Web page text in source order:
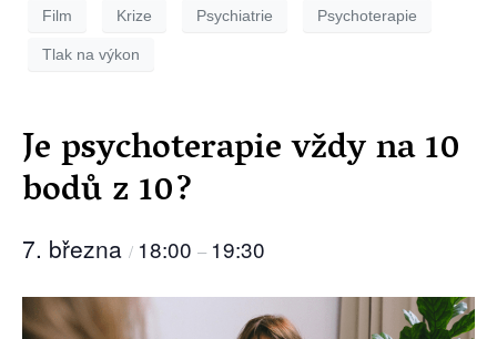
Film Krize Psychiatrie Psychoterapie
Tlak na výkon
Je psychoterapie vždy na 10
bodů z 10?
7. března / 18:00 – 19:30